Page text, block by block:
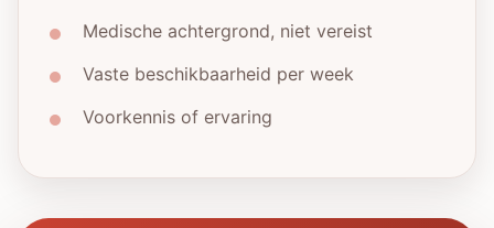
Medische achtergrond, niet vereist
Vaste beschikbaarheid per week
Voorkennis of ervaring